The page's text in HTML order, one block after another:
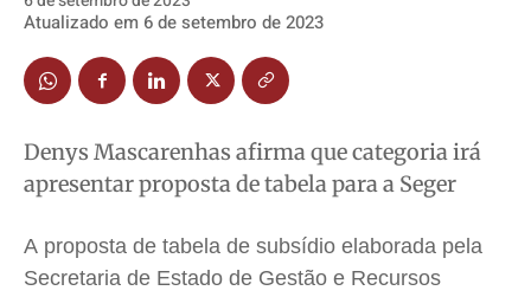
TV Século
Justiça
Educação
Meio Ambiente
Saúde
Cidades
Direitos
TV Século
Justiça
Educação
Meio Ambiente
Saúde
Cidades
Direitos
TV Século
Justiça
Educação
Meio Ambiente
Saúde
Cidades
Direitos
TV Século
Justiça
Educação
Meio Ambiente
Saúde
Cidades
Direitos
Atualizado em 6 de setembro de 2023
Denys Mascarenhas afirma que categoria irá
apresentar proposta de tabela para a Seger
A proposta de tabela de subsídio elaborada pela
Secretaria de Estado de Gestão e Recursos